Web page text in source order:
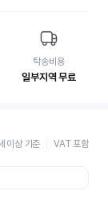
탁송비용
일부지역 무료
이상 기준 VAT 포함